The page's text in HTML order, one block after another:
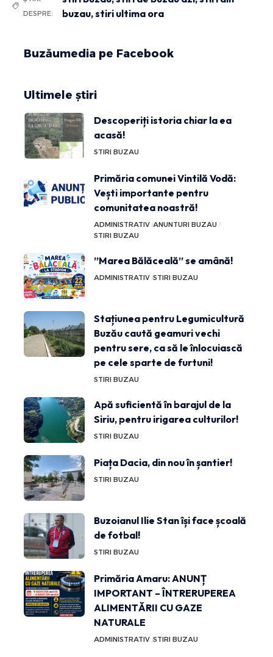
DESPRE:
buzau,stiri ultima ora
Buzăumedia pe Facebook
Ultimele știri
Descoperiți istoria chiar la ea
acasă!
STIRI BUZAU
Primăria comunei Vintilă Vodă:
Vești importante pentru
comunitatea noastră!
ADMINISTRATIV ANUNTURI BUZAU
STIRI BUZAU
”Marea Bălăceală” se amână!
ADMINISTRATIV STIRI BUZAU
Stațiunea pentru Legumicultură
Buzău caută geamuri vechi
pentru sere, ca să le înlocuiască
pe cele sparte de furtuni!
STIRI BUZAU
Apă suficientă în barajul de la
Siriu, pentru irigarea culturilor!
STIRI BUZAU
Piața Dacia, din nou în șantier!
STIRI BUZAU
Buzoianul Ilie Stan își face școală
de fotbal!
STIRI BUZAU
Primăria Amaru: ANUNȚ
IMPORTANT – ÎNTRERUPEREA
ALIMENTĂRII CU GAZE
NATURALE
ADMINISTRATIV STIRI BUZAU